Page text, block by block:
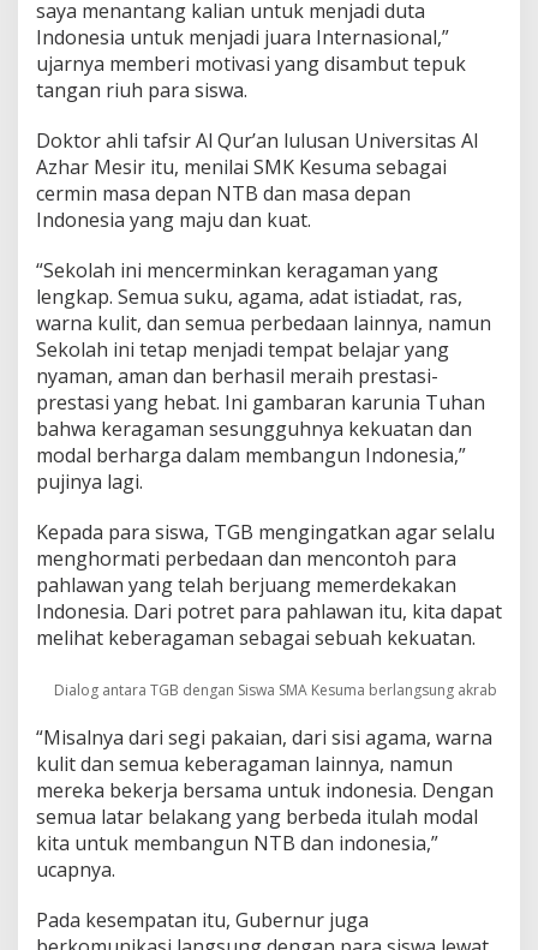
saya menantang kalian untuk menjadi duta
Indonesia untuk menjadi juara Internasional,”
ujarnya memberi motivasi yang disambut tepuk
tangan riuh para siswa.
Doktor ahli tafsir Al Qur’an lulusan Universitas Al
Azhar Mesir itu, menilai SMK Kesuma sebagai
cermin masa depan NTB dan masa depan
Indonesia yang maju dan kuat.
“Sekolah ini mencerminkan keragaman yang
lengkap. Semua suku, agama, adat istiadat, ras,
warna kulit, dan semua perbedaan lainnya, namun
Sekolah ini tetap menjadi tempat belajar yang
nyaman, aman dan berhasil meraih prestasi-
prestasi yang hebat. Ini gambaran karunia Tuhan
bahwa keragaman sesungguhnya kekuatan dan
modal berharga dalam membangun Indonesia,”
pujinya lagi.
Kepada para siswa, TGB mengingatkan agar selalu
menghormati perbedaan dan mencontoh para
pahlawan yang telah berjuang memerdekakan
Indonesia. Dari potret para pahlawan itu, kita dapat
melihat keberagaman sebagai sebuah kekuatan.
Dialog antara TGB dengan Siswa SMA Kesuma berlangsung akrab
“Misalnya dari segi pakaian, dari sisi agama, warna
kulit dan semua keberagaman lainnya, namun
mereka bekerja bersama untuk indonesia. Dengan
semua latar belakang yang berbeda itulah modal
kita untuk membangun NTB dan indonesia,”
ucapnya.
Pada kesempatan itu, Gubernur juga